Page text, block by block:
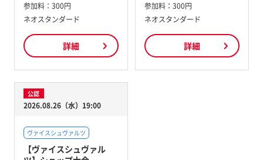
参加料： 300円
ネオスタンダード
詳細
参加料： 300円
ネオスタンダード
詳細
公認
2026.08.26（水）19:00
ヴァイスシュヴァルツ
【ヴァイスシュヴァル